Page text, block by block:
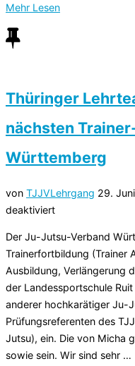
Mehr über
DJJV
in
den
Fighting,
Show,
BJJ
Para
U21/Erwachsene“
Lesen
Thüringer
nächsten
Württemberg
von TJJVLehrgang 29.
deaktiviert
Der Ju-Jutsu-Verband
Trainerfortbildung (Trainer
Ausbildung, Verlängerung
der Landessportschule
anderer hochkarätiger Ju-
Prüfungsreferenten des
Jutsu), ein. Die von Micha
sowie sein. Wir sind sehr …